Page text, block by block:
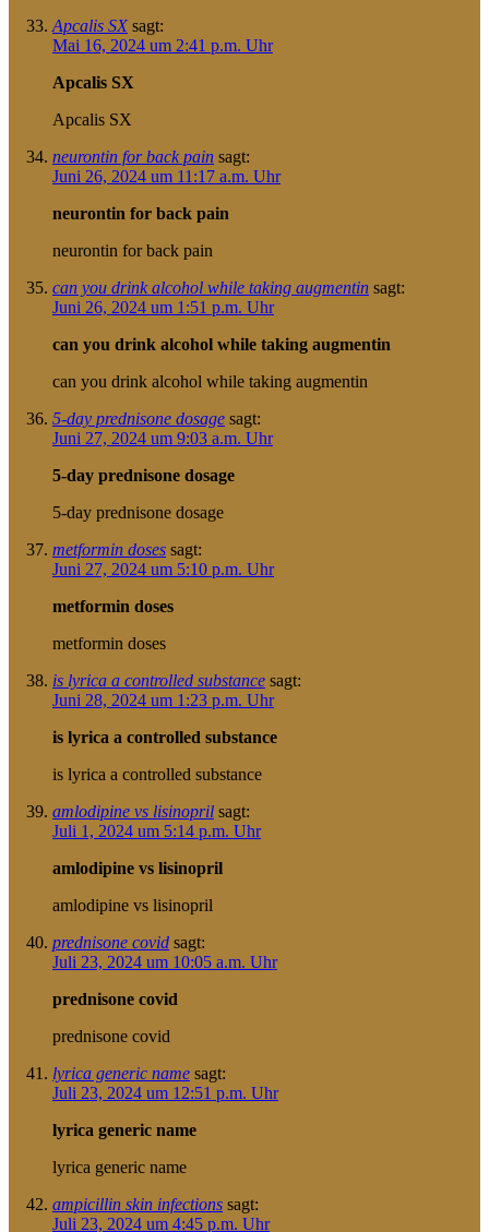
Apcalis SX sagt:
Mai 16, 2024 um 2:41 p.m. Uhr
Apcalis SX
Apcalis SX
neurontin for back pain sagt:
Juni 26, 2024 um 11:17 a.m. Uhr
neurontin for back pain
neurontin for back pain
can you drink alcohol while taking augmentin sagt:
Juni 26, 2024 um 1:51 p.m. Uhr
can you drink alcohol while taking augmentin
can you drink alcohol while taking augmentin
5-day prednisone dosage sagt:
Juni 27, 2024 um 9:03 a.m. Uhr
5-day prednisone dosage
5-day prednisone dosage
metformin doses sagt:
Juni 27, 2024 um 5:10 p.m. Uhr
metformin doses
metformin doses
is lyrica a controlled substance sagt:
Juni 28, 2024 um 1:23 p.m. Uhr
is lyrica a controlled substance
is lyrica a controlled substance
amlodipine vs lisinopril sagt:
Juli 1, 2024 um 5:14 p.m. Uhr
amlodipine vs lisinopril
amlodipine vs lisinopril
prednisone covid sagt:
Juli 23, 2024 um 10:05 a.m. Uhr
prednisone covid
prednisone covid
lyrica generic name sagt:
Juli 23, 2024 um 12:51 p.m. Uhr
lyrica generic name
lyrica generic name
ampicillin skin infections sagt:
Juli 23, 2024 um 4:45 p.m. Uhr